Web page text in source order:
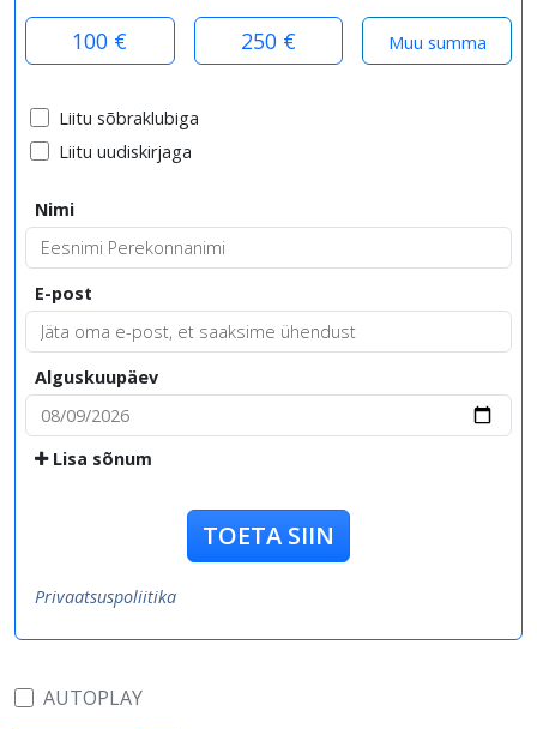
100 € 250 €
Liitu sõbraklubiga
Liitu uudiskirjaga
Nimi
E-post
Alguskuupäev
Lisa sõnum
TOETA SIIN
Privaatsuspoliitika
AUTOPLAY